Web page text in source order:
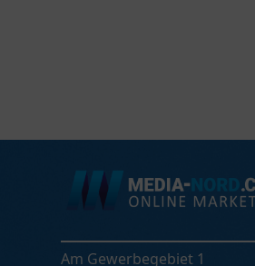
Am Gewerbegebiet 1